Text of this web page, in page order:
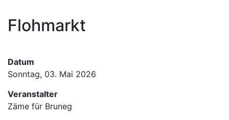
Hauptnavigation
Termine
Flohmarkt
Datum
Sonntag, 03. Mai 2026
Veranstalter
Zäme für Bruneg